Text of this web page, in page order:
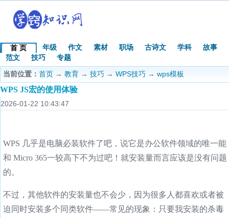
首 页 年级 作文 素材 职场 古诗文 学科
故事
范文
技巧
专题
当前位置： 首页 → 教育 → 技巧 → WPS技巧 → wps模板
WPS JS宏的使用体验
2026-01-22 10:43:47
WPS 几乎是电脑必装软件了吧，说它是办公软件领域的唯一能
和 Micro 365一较高下不为过吧！就安装量而言应该是没有问题
的。
不过，其他软件的安装量也不会少，因为很多人都喜欢或者被
迫同时安装多个同类软件——常见的现象：只要我安装的杀毒